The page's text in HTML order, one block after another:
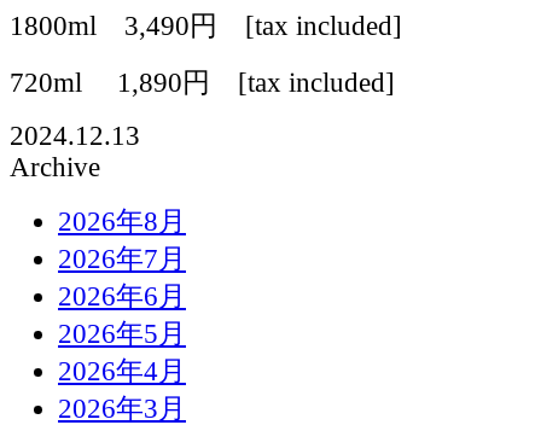
1800ml 3,490円 [tax included]
720ml 1,890円 [tax included]
2024.12.13
Archive
2026年8月
2026年7月
2026年6月
2026年5月
2026年4月
2026年3月